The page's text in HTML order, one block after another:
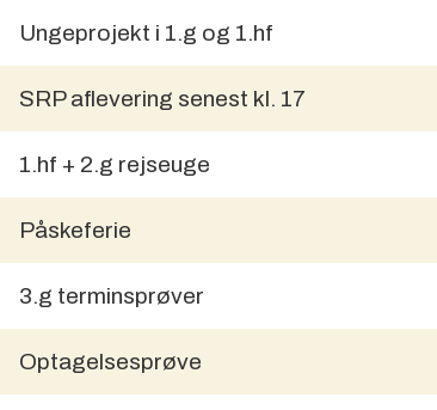
Ungeprojekt i 1.g og 1.hf
SRP aflevering senest kl. 17
1.hf + 2.g rejseuge
Påskeferie
3.g terminsprøver
Optagelsesprøve